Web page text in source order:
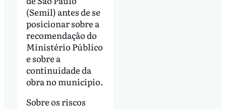
(Semil) antes de se
posicionar sobre a
recomendação do
Ministério Público
e sobre a
continuidade da
obra no município.
Sobre os riscos